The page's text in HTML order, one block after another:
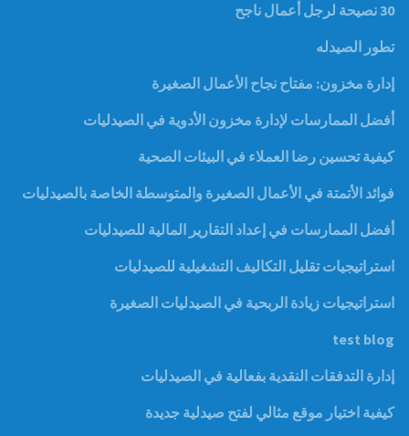
30 نصيحة لرجل أعمال ناجح
تطور الصيدله
إدارة مخزون: مفتاح نجاح الأعمال الصغيرة
أفضل الممارسات لإدارة مخزون الأدوية في الصيدليات
كيفية تحسين رضا العملاء في البيئات الصحية
فوائد الأتمتة في الأعمال الصغيرة والمتوسطة الخاصة بالصيدليات
أفضل الممارسات في إعداد التقارير المالية للصيدليات
استراتيجيات تقليل التكاليف التشغيلية للصيدليات
استراتيجيات زيادة الربحية في الصيدليات الصغيرة
test blog
إدارة التدفقات النقدية بفعالية في الصيدليات
كيفية اختيار موقع مثالي لفتح صيدلية جديدة